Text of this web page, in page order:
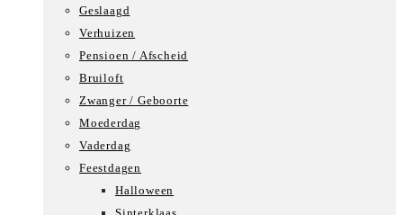
Geslaagd
Verhuizen
Pensioen / Afscheid
Bruiloft
Zwanger / Geboorte
Moederdag
Vaderdag
Feestdagen
Halloween